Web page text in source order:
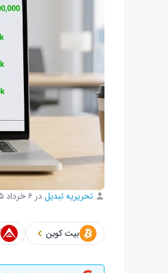
تحریریه تبدیلدر ۶ خرداد ۱۴۰۵
بیت کوین